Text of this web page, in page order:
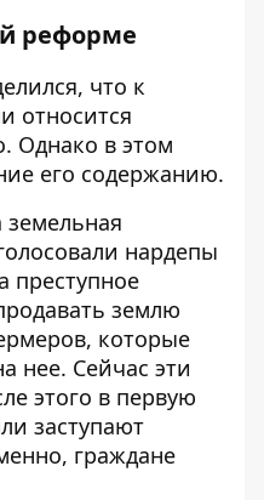
реформе
что к
относится
Однако в этом
его содержанию.
нардепы
преступное
землю
которые
нее. Сейчас эти
этого в первую
заступают
граждане